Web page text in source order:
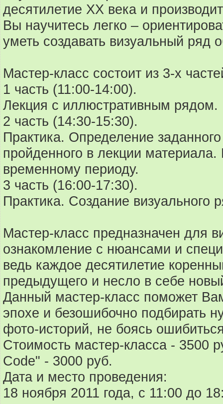
десятилетие XX века и
Вы научитесь легко –
уметь создавать визуальный ряд
Мастер-класс состоит из 3-х
1 часть (11:00-14:00).
Лекция с иллюстративным рядом.
2 часть (14:30-15:30).
Практика. Определение
пройденного в лекции
временному периоду.
3 часть (16:00-17:30).
Практика. Создание визуального
Мастер-класс предназначен для
ознакомление с нюансами и
ведь каждое десятилетие
предыдущего и несло в себе
Данный мастер-класс поможет
эпохе и безошибочно подбирать
фото-историй, не боясь
Стоимость мастер-класса - 3500
Code" - 3000 руб.
Дата и место проведения:
18 ноября 2011 года, с 11:00 до